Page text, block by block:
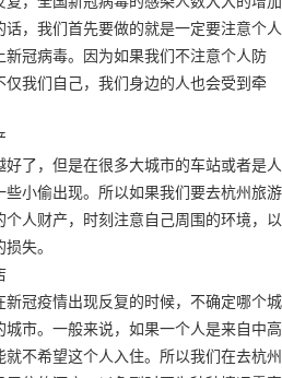
，我们首先要做的就是一定要注意个人
冠病毒。因为如果我们不注意个人防
我们自己，我们身边的人也会受到牵
了，但是在很多大城市的车站或者是人
小偷出现。所以如果我们要去杭州旅游
人财产，时刻注意自己周围的环境，以
失。
冠疫情出现反复的时候，不确定哪个城
市。一般来说，如果一个人是来自中高
不希望这个人入住。所以我们在去杭州